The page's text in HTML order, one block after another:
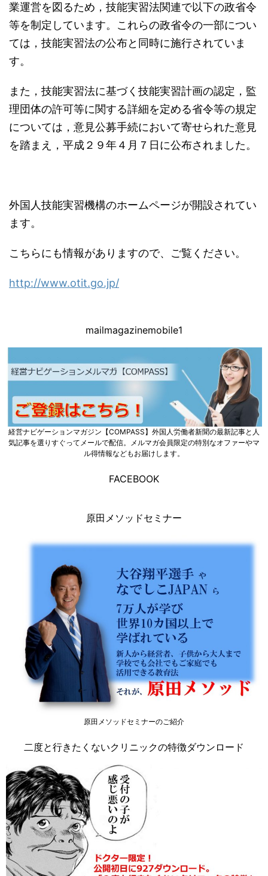
業運営を図るため，技能実習法関連で以下の政省令
等を制定しています。これらの政省令の一部につい
ては，技能実習法の公布と同時に施行されていま
す。
また，技能実習法に基づく技能実習計画の認定，監
理団体の許可等に関する詳細を定める省令等の規定
については，意見公募手続において寄せられた意見
を踏まえ，平成２９年４月７日に公布されました。
外国人技能実習機構のホームページが開設されてい
ます。
こちらにも情報がありますので、ご覧ください。
http://www.otit.go.jp/
mailmagazinemobile1
経営ナビゲーションマガジン【COMPASS】外国人労働者新聞の最新記事と人
気記事を選りすぐってメールで配信。メルマガ会員限定の特別なオファーやマ
ル得情報などもお届けします。
FACEBOOK
原田メソッドセミナー
原田メソッドセミナーのご紹介
二度と行きたくないクリニックの特徴ダウンロード